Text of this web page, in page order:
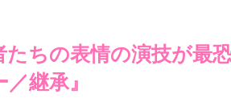
たちの表情の演技が最
継承』